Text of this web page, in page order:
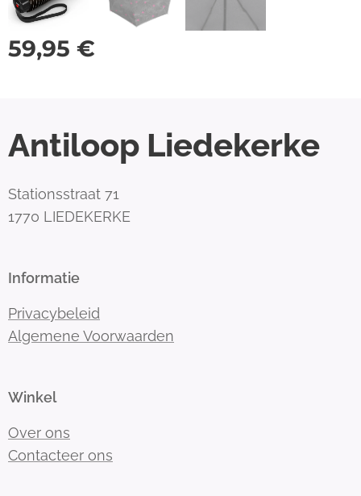
59,95 €
Antiloop Liedekerke
Stationsstraat 71
1770 LIEDEKERKE
Informatie
Privacybeleid
Algemene Voorwaarden
Winkel
Over ons
Contacteer ons